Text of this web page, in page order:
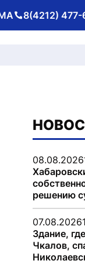
8(4212) 477-
08.08.2026
решению
07.08.2026
Здание,
Чкалов,